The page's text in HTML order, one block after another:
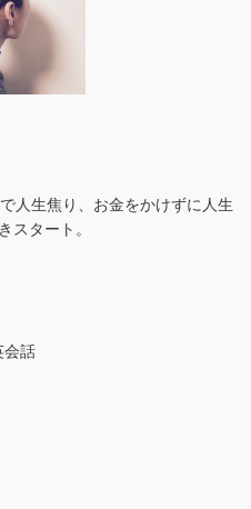
人生焦り、お金をかけずに人生
スタート。
会話